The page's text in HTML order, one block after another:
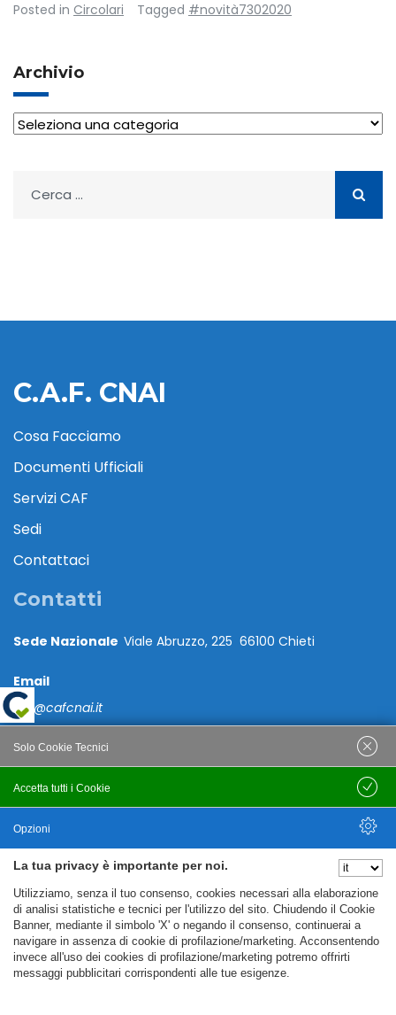
Posted in Circolari Tagged #novità7302020
Archivio
Archivio
per:
C.A.F. CNAI
Cosa Facciamo
Documenti Ufficiali
Servizi CAF
Sedi
Contattaci
Contatti
Sede Nazionale Viale Abruzzo, 225 66100 Chieti
Email
caf@cafcnai.it
Posta Certificata
PRIVACY
Note Legali
Policy
Cookie Policy
La tua privacy è importante per noi.
Utilizziamo, senza il tuo consenso, cookies necessari alla elaborazione
di analisi statistiche e tecnici per l'utilizzo del sito. Chiudendo il Cookie
Banner, mediante il simbolo 'X' o negando il consenso, continuerai a
navigare in assenza di cookie di profilazione/marketing. Acconsentendo
invece all'uso dei cookies di profilazione/marketing potremo offrirti
messaggi pubblicitari corrispondenti alle tue esigenze.
Accetta tutti i Cookie
Solo Cookie Tecnici
Salva
Opzioni
Nascondi Opzioni